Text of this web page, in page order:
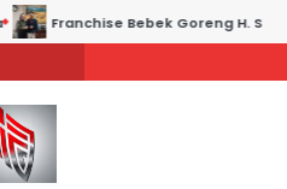
Franchise Bebek Goreng H. Slamet: